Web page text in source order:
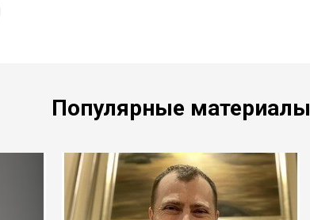
Популярные материалы